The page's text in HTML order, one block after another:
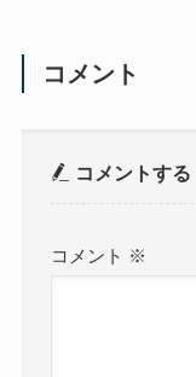
コメント
コメントする
コメント ※